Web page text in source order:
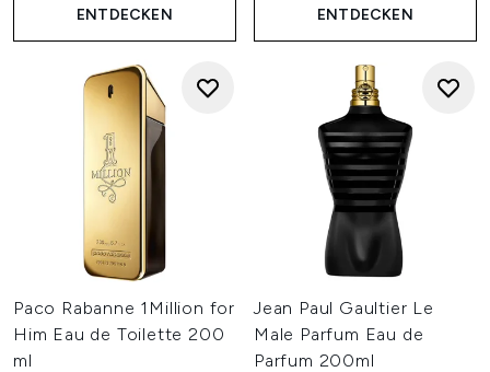
ENTDECKEN ENTDECKEN
Paco Rabanne 1Million for
Him Eau de Toilette 200
ml
Jean Paul Gaultier Le
Male Parfum Eau de
Parfum 200ml